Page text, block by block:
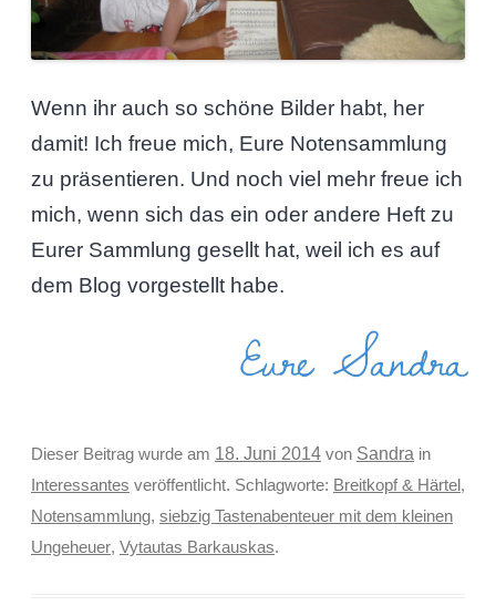
Wenn ihr auch so schöne Bilder habt, her
damit! Ich freue mich, Eure Notensammlung
zu präsentieren. Und noch viel mehr freue ich
mich, wenn sich das ein oder andere Heft zu
Eurer Sammlung gesellt hat, weil ich es auf
dem Blog vorgestellt habe.
Eure Sandra
Dieser Beitrag wurde am 18. Juni 2014von Sandra in
Interessantes veröffentlicht. Schlagworte: Breitkopf & Härtel,
Notensammlung, siebzig Tastenabenteuer mit dem kleinen
Ungeheuer, Vytautas Barkauskas.